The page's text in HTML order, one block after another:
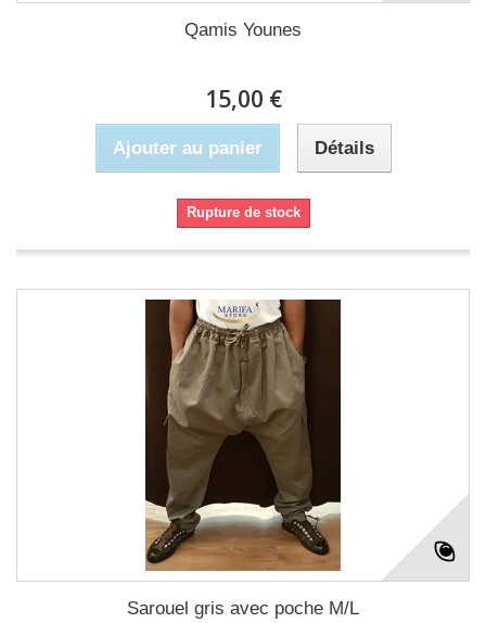
Qamis Younes
15,00 €
Ajouter au panier Détails
Rupture de stock
Sarouel gris avec poche M/L